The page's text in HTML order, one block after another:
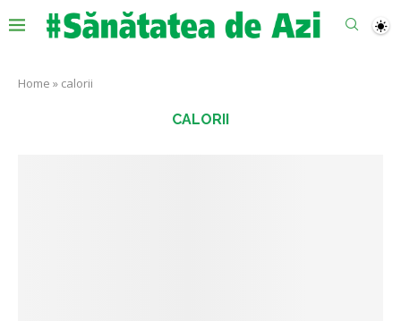
Home » calorii
CALORII